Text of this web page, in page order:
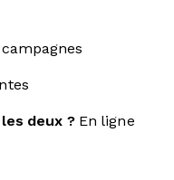
deux ?En ligne